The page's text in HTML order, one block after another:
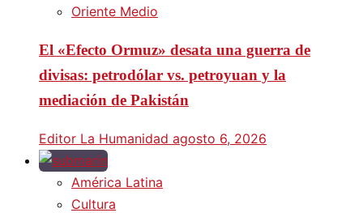
Oriente Medio
El «Efecto Ormuz» desata una guerra de
divisas: petrodólar vs. petroyuan y la
mediación de Pakistán
Editor La Humanidad agosto 6, 2026
América Latina
Cultura